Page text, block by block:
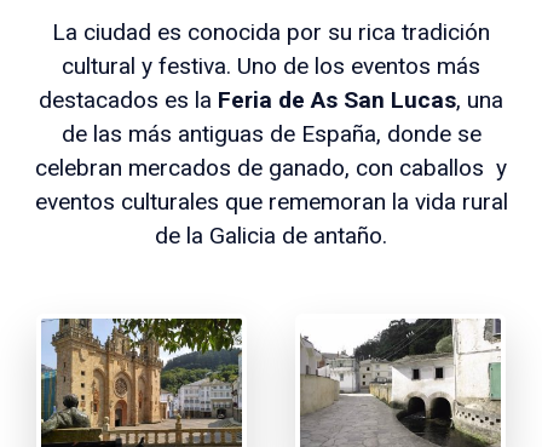
La ciudad es conocida por su rica tradición
cultural y festiva. Uno de los eventos más
destacados es la Feria de As San Lucas, una
de las más antiguas de España, donde se
celebran mercados de ganado, con caballos y
eventos culturales que rememoran la vida rural
de la Galicia de antaño.